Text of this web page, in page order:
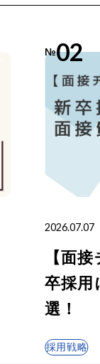
卒採用
№02
2026.07.07
【面
卒採用
選！
採用戦略